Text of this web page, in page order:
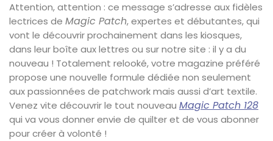
Attention, attention : ce message s’adresse aux fidèles
lectrices de Magic Patch, expertes et débutantes, qui
vont le découvrir prochainement dans les kiosques,
dans leur boîte aux lettres ou sur notre site : il y a du
nouveau ! Totalement relooké, votre magazine préféré
propose une nouvelle formule dédiée non seulement
aux passionnées de patchwork mais aussi d’art textile.
Venez vite découvrir le tout nouveau Magic Patch 128
qui va vous donner envie de quilter et de vous abonner
pour créer à volonté !